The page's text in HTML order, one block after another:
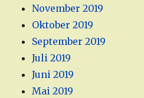
November 2019
Oktober 2019
September 2019
Juli 2019
Juni 2019
Mai 2019